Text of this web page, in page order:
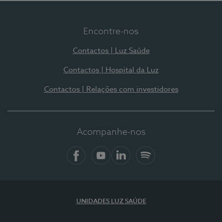
Encontre-nos
Contactos | Luz Saúde
Contactos | Hospital da Luz
Contactos | Relações com investidores
Acompanhe-nos
UNIDADES LUZ SAÚDE